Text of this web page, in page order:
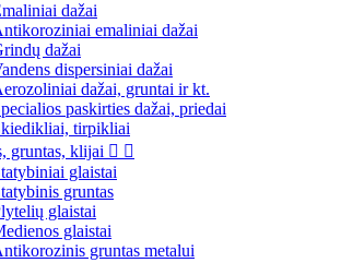
dažai
emaliniai dažai
dažai
dispersiniai dažai
dažai, gruntai ir kt.
paskirties dažai, priedai
tirpikliai
gruntas, klijai  
glaistai
gruntas
glaistai
glaistai
gruntas metalui